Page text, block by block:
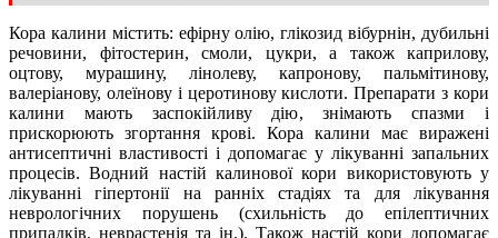
Кора калини містить: ефірну олію, глікозид вібурнін, дубильні
речовини, фітостерин, смоли, цукри, а також каприлову,
оцтову, мурашину, лінолеву, капронову, пальмітинову,
валеріанову, олеїнову і церотинову кислоти. Препарати з кори
калини мають заспокійливу дію, знімають спазми і
прискорюють згортання крові. Кора калини має виражені
антисептичні властивості і допомагає у лікуванні запальних
процесів. Водний настій калинової кори використовують у
лікуванні гіпертонії на ранніх стадіях та для лікування
неврологічних порушень (схильність до епілептичних
припадків, неврастенія та ін.). Також настій кори допомагає